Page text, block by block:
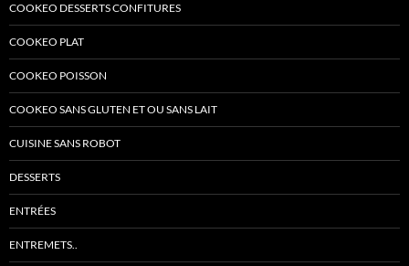
COOKEO DESSERTS CONFITURES
COOKEO PLAT
COOKEO POISSON
COOKEO SANS GLUTEN ET OU SANS LAIT
CUISINE SANS ROBOT
DESSERTS
ENTRÉES
ENTREMETS..